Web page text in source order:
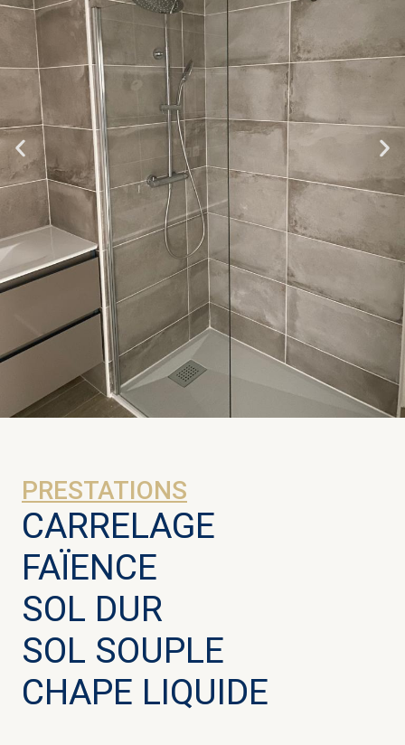
PRESTATIONS
CARRELAGE
FAÏENCE
SOL DUR
SOL SOUPLE
CHAPE LIQUIDE